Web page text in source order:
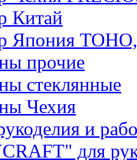
Китай
Япония
прочие
стеклянные
Чехия
и
для